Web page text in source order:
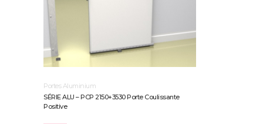
Portes Aluminium
SÉRIE ALU – PCP 2150+3530 Porte Coulissante
Positive